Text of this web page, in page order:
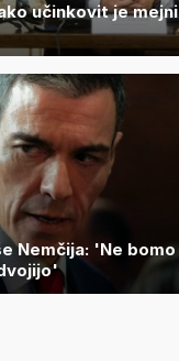
učinkovit je mejni
Nemčija: 'Ne bomo